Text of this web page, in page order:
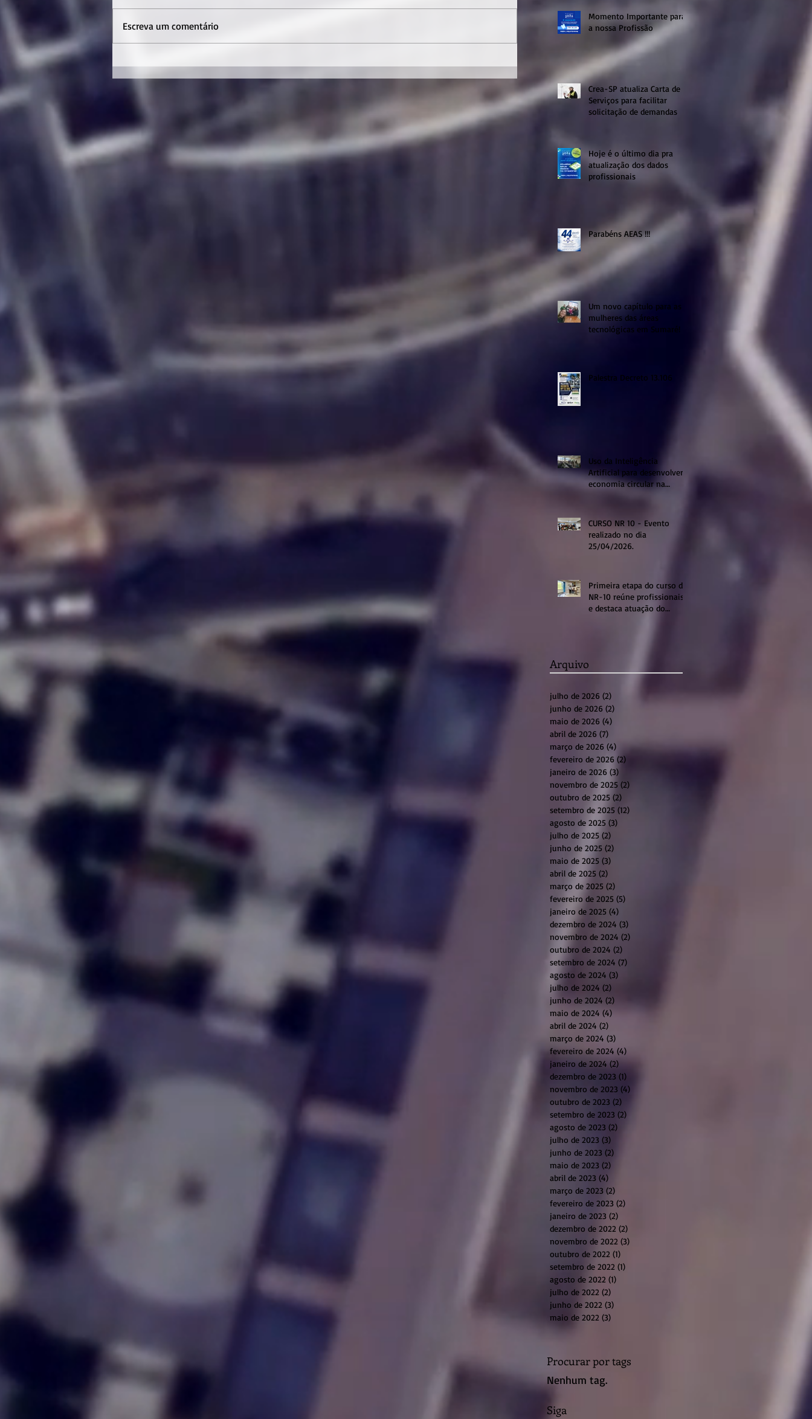
Escreva um comentário
Momento Importante para
a nossa Profissão
Crea-SP atualiza Carta de
Serviços para facilitar
solicitação de demandas
Hoje é o último dia pra
atualização dos dados
profissionais
Parabéns AEAS !!!
Um novo capítulo para as
mulheres das áreas
tecnológicas em Sumaré!
Palestra Decreto 13.106
Uso da Inteligência
Artificial para desenvolver a
economia circular na
CURSO NR 10 - Evento
realizado no dia
25/04/2026.
Primeira etapa do curso de
NR-10 reúne profissionais
e destaca atuação do
Arquivo
julho de 2026 (2)
junho de 2026 (2)
maio de 2026 (4)
abril de 2026 (7)
março de 2026 (4) 4 posts
fevereiro de 2026 (2)
janeiro de 2026 (3)
novembro de 2025 (2)
outubro de 2025 (2)
setembro de 2025 (12)
agosto de 2025 (3)
julho de 2025 (2)
junho de 2025 (2)
maio de 2025 (3)
abril de 2025 (2)
março de 2025 (2)
fevereiro de 2025 (5)
janeiro de 2025 (4)
dezembro de 2024 (3)
novembro de 2024 (2)
outubro de 2024 (2)
setembro de 2024 (7)
agosto de 2024 (3)
julho de 2024 (2)
junho de 2024 (2)
maio de 2024 (4)
abril de 2024 (2)
março de 2024 (3)
fevereiro de 2024 (4)
janeiro de 2024 (2)
dezembro de 2023 (1)
novembro de 2023 (4)
outubro de 2023 (2)
setembro de 2023 (2)
agosto de 2023 (2)
julho de 2023 (3)
junho de 2023 (2)
maio de 2023 (2)
abril de 2023 (4)
março de 2023 (2)
fevereiro de 2023 (2)
janeiro de 2023 (2)
dezembro de 2022 (2)
novembro de 2022 (3)
outubro de 2022 (1)
setembro de 2022 (1)
agosto de 2022 (1)
julho de 2022 (2)
junho de 2022 (3)
maio de 2022 (3)
Procurar por tags
Nenhum tag.
Siga